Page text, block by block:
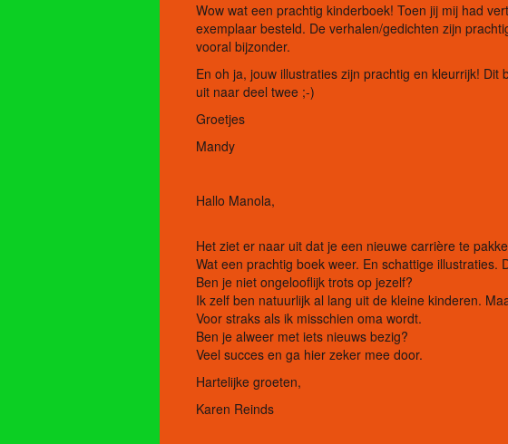
Wow wat een prachtig kinderboek! Toen jij mij had
exemplaar besteld. De verhalen/gedichten zijn
vooral bijzonder.
En oh ja, jouw illustraties zijn prachtig en kleurrijk!
uit naar deel twee ;-)
Groetjes
Mandy
Hallo Manola,
Het ziet er naar uit dat je een nieuwe carrière te
Wat een prachtig boek weer. En schattige illustraties.
Ben je niet ongelooflijk trots op jezelf?
Ik zelf ben natuurlijk al lang uit de kleine kinderen.
Voor straks als ik misschien oma wordt.
Ben je alweer met iets nieuws bezig?
Veel succes en ga hier zeker mee door.
Hartelijke groeten,
Karen Reinds